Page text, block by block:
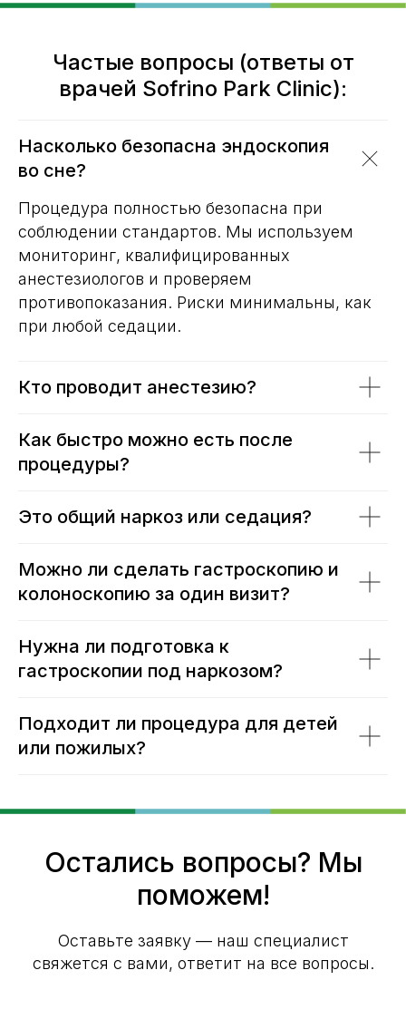
Частые вопросы (ответы от
врачей Sofrino Park Clinic):
Насколько безопасна эндоскопия
во сне?
Процедура полностью безопасна при
соблюдении стандартов. Мы используем
мониторинг, квалифицированных
анестезиологов и проверяем
противопоказания. Риски минимальны, как
при любой седации.
Кто проводит анестезию?
Как быстро можно есть после
процедуры?
Это общий наркоз или седация?
Можно ли сделать гастроскопию и
колоноскопию за один визит?
Нужна ли подготовка к
гастроскопии под наркозом?
Подходит ли процедура для детей
или пожилых?
Остались вопросы? Мы
поможем!
Оставьте заявку — наш специалист
свяжется с вами, ответит на все вопросы.